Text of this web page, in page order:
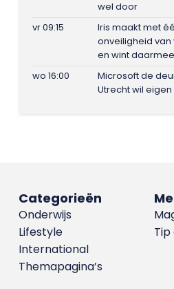
wel door
vr 09:15
Iris maakt met
onveiligheid
en wint
wo 16:00
Microsoft de
Utrecht wil
Categorieën
Onderwijs
Lifestyle
International
Themapagina’s